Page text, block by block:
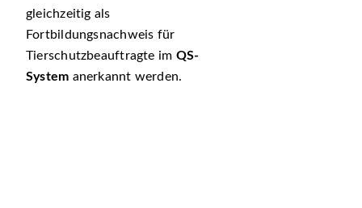
gleichzeitig als
Fortbildungsnachweis für
Tierschutzbeauftragte im QS-
System anerkannt werden.